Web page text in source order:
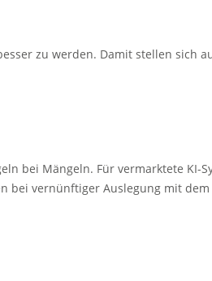
zu werden. Damit stellen
Mängeln. Für vermarktete
Auslegung mit